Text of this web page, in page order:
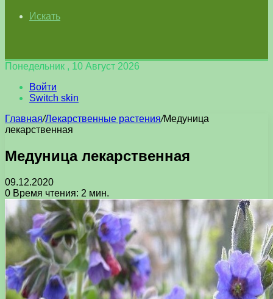
Искать
Понедельник , 10 Август 2026
Войти
Switch skin
Главная/Лекарственные растения/Медуница
лекарственная
Медуница лекарственная
09.12.2020
0 Время чтения: 2 мин.